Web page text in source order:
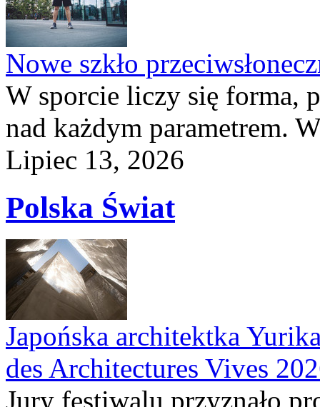
Nowe szkło
W sporcie liczy się forma,
nad każdym parametrem.
Lipiec 13, 2026
Polska Świat
Japońska architektka
des Architectures Vives
Jury festiwalu przyznało